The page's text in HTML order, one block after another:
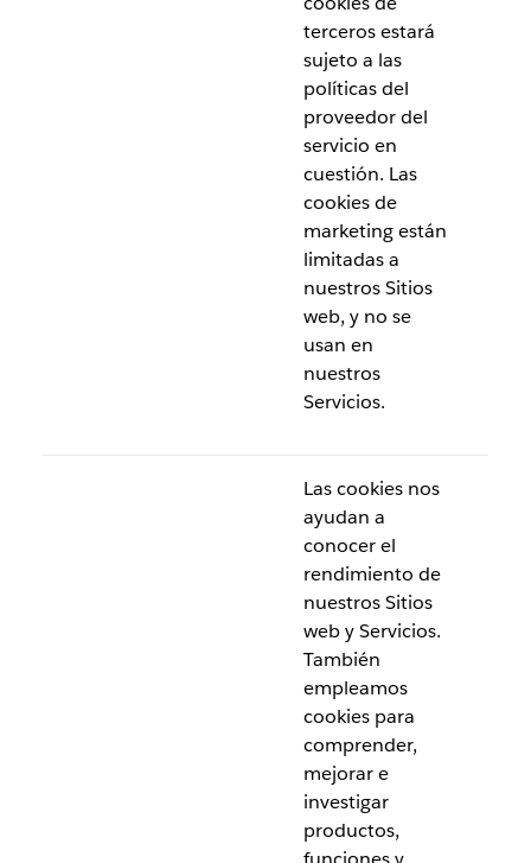
terceros estará
sujeto a las
políticas del
proveedor del
servicio en
cuestión. Las
cookies de
marketing están
limitadas a
nuestros Sitios
web, y no se
usan en
nuestros
Servicios.
Las cookies nos
ayudan a
conocer el
rendimiento de
nuestros Sitios
web y Servicios.
También
empleamos
cookies para
comprender,
mejorar e
investigar
productos,